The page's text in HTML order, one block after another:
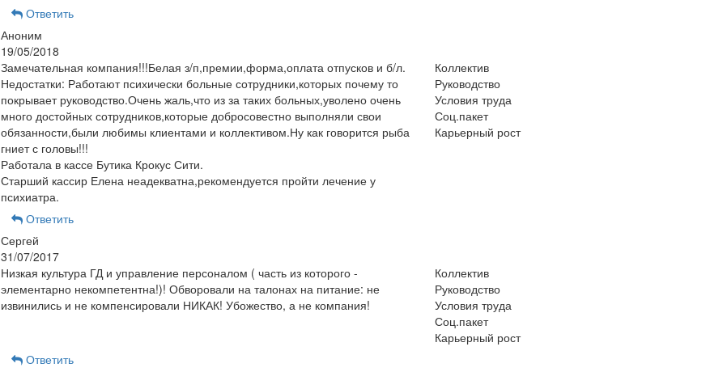
Ответить
Аноним
19/05/2018
Замечательная компания!!!Белая з/п,премии,форма,оплата отпусков и б/л.
Недостатки: Работают психически больные сотрудники,которых почему то
покрывает руководство.Очень жаль,что из за таких больных,уволено очень
много достойных сотрудников,которые добросовестно выполняли свои
обязанности,были любимы клиентами и коллективом.Ну как говорится рыба
гниет с головы!!!
Работала в кассе Бутика Крокус Сити.
Старший кассир Елена неадекватна,рекомендуется пройти лечение у
психиатра.
Коллектив
Руководство
Условия труда
Соц.пакет
Карьерный рост
Ответить
Сергей
31/07/2017
Низкая культура ГД и управление персоналом ( часть из которого -
элементарно некомпетентна!)! Обворовали на талонах на питание: не
извинились и не компенсировали НИКАК! Убожество, а не компания!
Коллектив
Руководство
Условия труда
Соц.пакет
Карьерный рост
Ответить